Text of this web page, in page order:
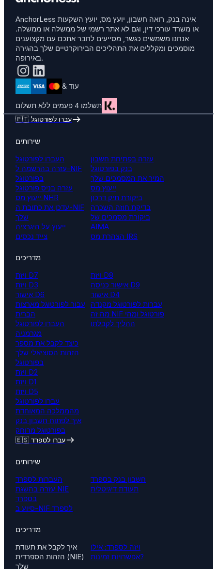
AnchorLess אינה בנק, רואה חשבון, יועץ מס, יועץ השקעות
או משרד עורכי דין, וגם לא אתר רשמי של ממשלה או ממשלה.
אנחנו משמשים כגשר, מסייעים לחבר אתכם עם מקצוענים
מוסמכים ומקללים את התהליכים הבירוקרטיים שלך בהגירה
באירופה.
& עוד
תשלמו 4 פעמים ללא תשלום
🇵🇹 עברו לפורטוגל
שירותים
העברו לפורטוגל
עזרה בהרשמה ל-NIF
בפורטוגל
עזרה בניס פורטוגל
ייעוץ מס NHR
עדכן את כתובת ה-NIF
שלך
ייעוץ על היגרציה
צייד נכסים
עזרה בפתיחת חשבון
בנק בפורטוגל
המיר את המסמכים שלך
ייעוץ מס
ביקורת תיק דרכון
בדיקת חוזה השכרה
ביקורת מסמכים של
AIMA
הצהרת מס IRS
מדריכים
ויזת D7
ויזת D3
אישור D6
עבור לפורטוגל מארצות
הברית
העברו לפורטוגל
מגרמניה
כיצד לקבל את מספר
הזהות הסוציאלי שלך
בפורטוגל
ויזת D8
אישור כניסה D9
אישור D4
עברות לפורטוגל מקנדה
מה זה NIF פורטוגל ומהי
ההליך לקבלתו
ויזת D2
ויזת D1
ויזת D5
עברו לפורטוגל
מהממלכה המאוחדת
איך לפתוח חשבון בנק
בפורטוגל מרוחק
🇪🇸 עברו לספרד
שירותים
העברות לספרד
עזרה בהשגת NIE
בספרד
סיוע ב-NIF לספרד
חשבון בנק בספרד
תעודת דיגיטלית
מדריכים
איך לקבל את תעודת
הזהות הספרדית (NIE)
שלך
ויזה לספרד: אילו
אפשרויות זמינות?